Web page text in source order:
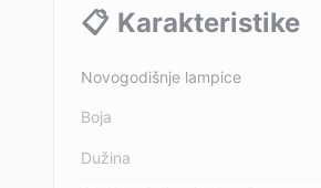
📋 Karakteristike
Novogodišnje lampice
Boja
Dužina